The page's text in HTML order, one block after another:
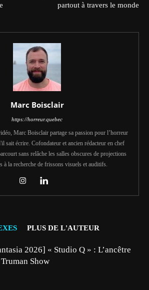
partout à travers le monde
Marc Boisclair
https://horreur.quebec
Marc Boisclair partage sa passion pour l’horreur
sait écrire. Cofondateur et ancien rédacteur en chef
sans relâche les salles obscures de projections
à la recherche de frissons visuels et auditifs.
PLUS DE L'AUTEUR
2026] « Studio Q » : L’ancêtre
Show